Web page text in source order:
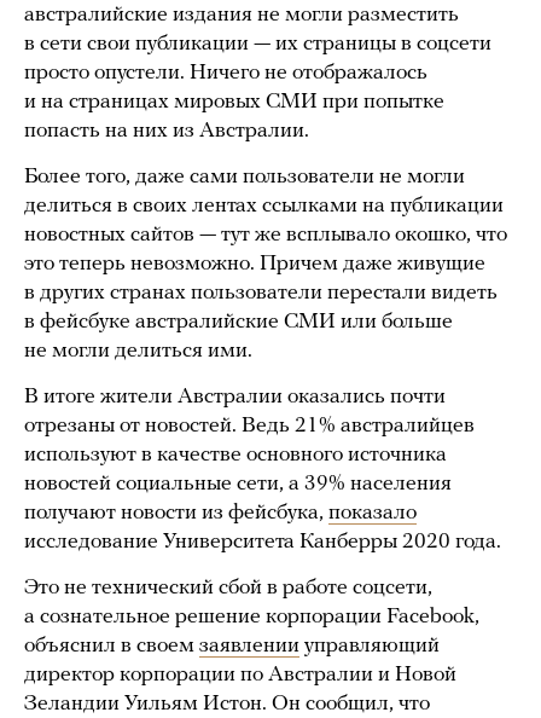
австралийские издания не могли разместить
в сети свои публикации — их страницы в соцсети
просто опустели. Ничего не отображалось
и на страницах мировых СМИ при попытке
попасть на них из Австралии.
Более того, даже сами пользователи не могли
делиться в своих лентах ссылками на публикации
новостных сайтов — тут же всплывало окошко, что
это теперь невозможно. Причем даже живущие
в других странах пользователи перестали видеть
в фейсбуке австралийские СМИ или больше
не могли делиться ими.
В итоге жители Австралии оказались почти
отрезаны от новостей. Ведь 21% австралийцев
используют в качестве основного источника
новостей социальные сети, а 39% населения
получают новости из фейсбука, показало
исследование Университета Канберры 2020 года.
Это не технический сбой в работе соцсети,
а сознательное решение корпорации Facebook,
объяснил в своем заявлении управляющий
директор корпорации по Австралии и Новой
Зеландии Уильям Истон. Он сообщил, что